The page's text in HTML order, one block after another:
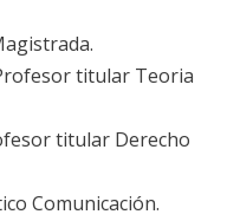
titular Teoria
titular Derecho
Comunicación.